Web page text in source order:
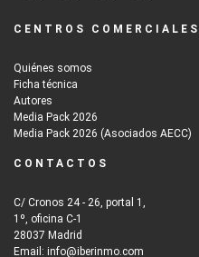
CENTROS COMERCIALES
Quiénes somos
Ficha técnica
Autores
Media Pack 2026
Media Pack 2026 (Asociados AECC)
CONTACTOS
C/ Cronos 24 - 26, portal 1,
1º, oficina C-1
28037 Madrid
Email: info@iberinmo.com